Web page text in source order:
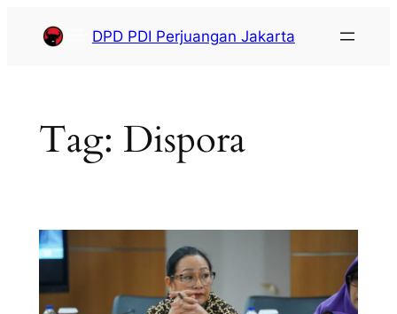
DPD PDI Perjuangan Jakarta
Tag: Dispora